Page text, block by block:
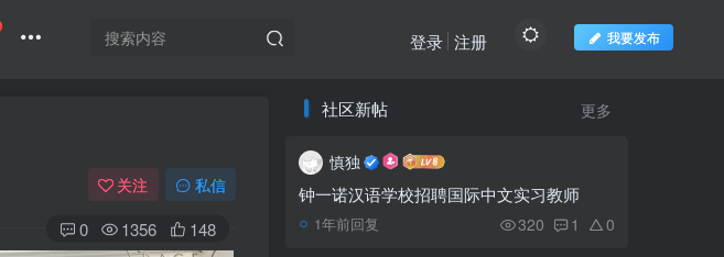
我要发布
登录 注册
关注 私信
0 1356 148
推荐阅读
1 网友支招：避开铁桥头道
路拥堵的最佳时间
社区新帖 更多
慎独
钟一诺汉语学校招聘国际中文实习教师
1年前回复 320 1 0